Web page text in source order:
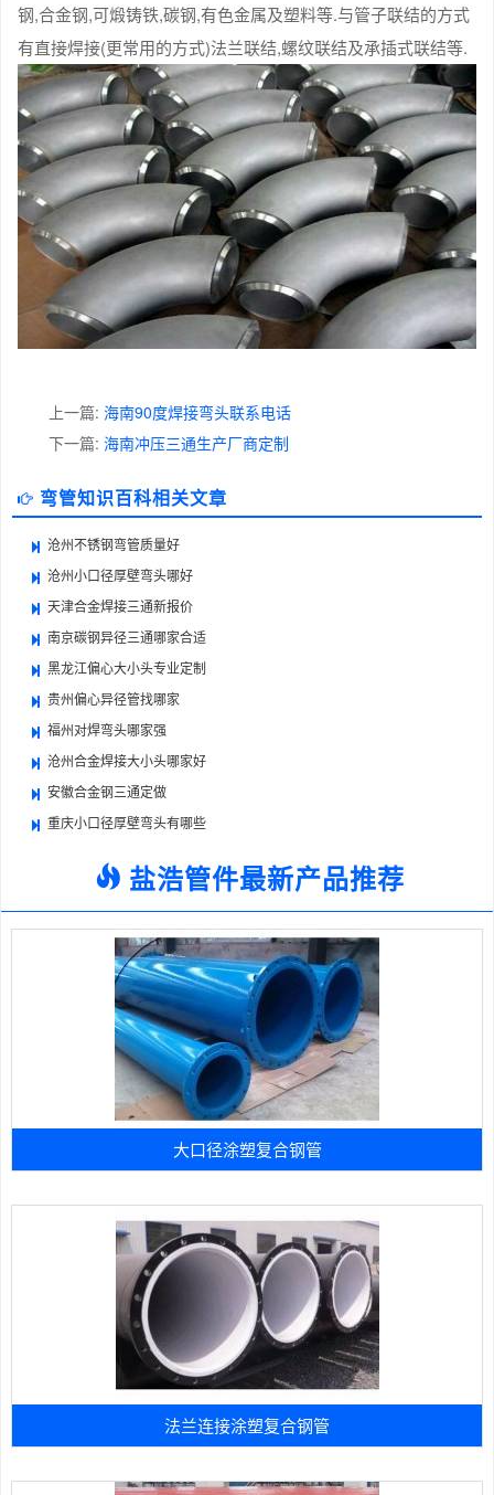
钢,合金钢,可煅铸铁,碳钢,有色金属及塑料等.与管子联结的方式
有直接焊接(更常用的方式)法兰联结,螺纹联结及承插式联结等.
上一篇: 海南90度焊接弯头联系电话
下一篇: 海南冲压三通生产厂商定制
弯管知识百科相关文章
沧州不锈钢弯管质量好
沧州小口径厚壁弯头哪好
天津合金焊接三通新报价
南京碳钢异径三通哪家合适
黑龙江偏心大小头专业定制
贵州偏心异径管找哪家
福州对焊弯头哪家强
沧州合金焊接大小头哪家好
安徽合金钢三通定做
重庆小口径厚壁弯头有哪些
盐浩管件最新产品推荐
大口径涂塑复合钢管
法兰连接涂塑复合钢管